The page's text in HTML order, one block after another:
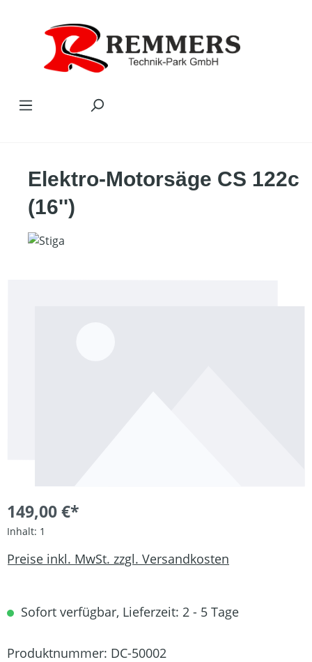
Elektro-Motorsäge CS 122c
(16'')
149,00 €*
Inhalt: 1
Preise inkl. MwSt. zzgl. Versandkosten
Sofort verfügbar, Lieferzeit: 2 - 5 Tage
Produktnummer: DC-50002